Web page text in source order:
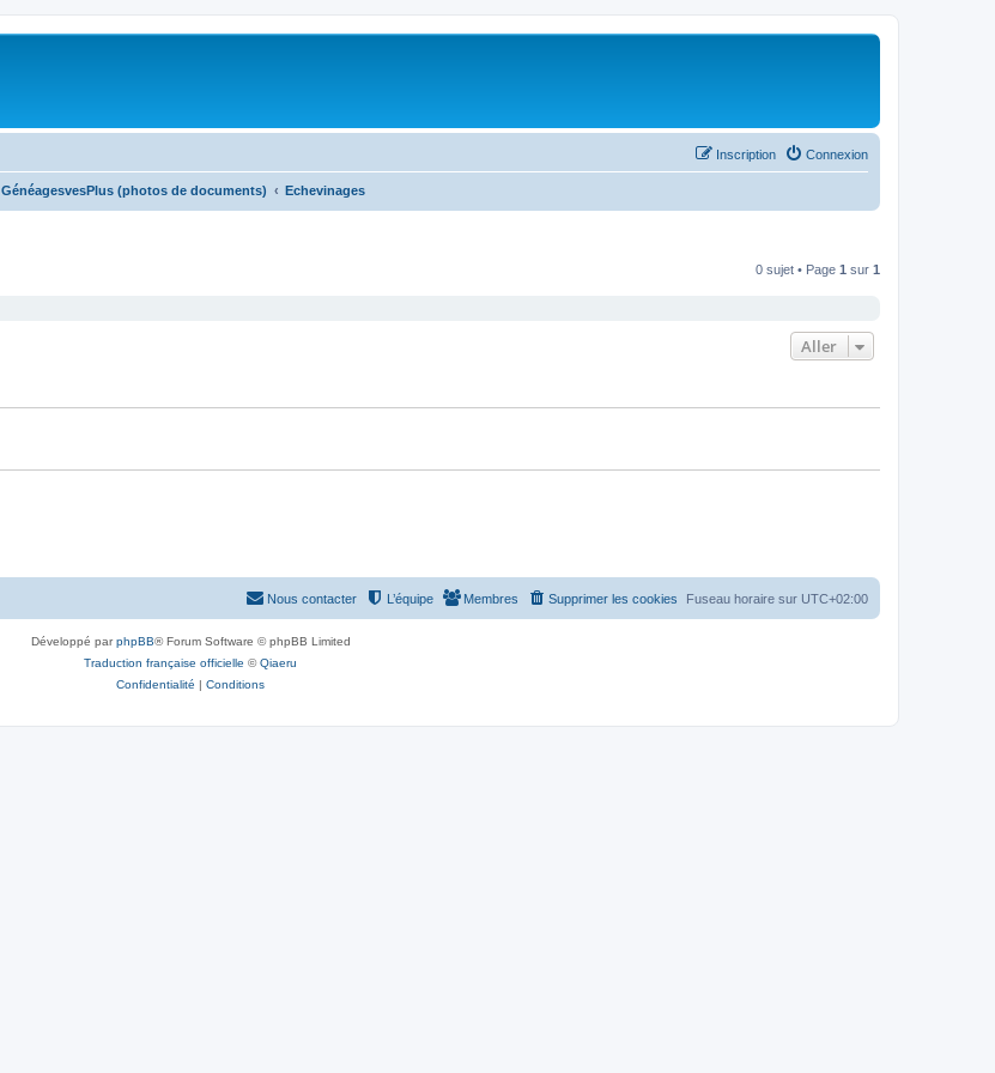
Connexion
Inscription
GénéagesvesPlus (photos de documents) Echevinages
0 sujet • Page 1 sur 1
Aller
Fuseau horaire sur UTC+02:00
Supprimer les cookies
Membres
L’équipe
Nous contacter
Développé parphpBB® Forum Software © phpBB Limited
Traduction française officielle ©Qiaeru
Confidentialité | Conditions